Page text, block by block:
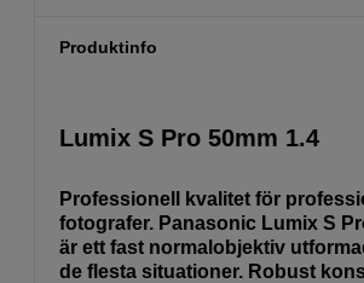
Produktinfo
Lumix S Pro 50mm 1.4
Professionell kvalitet för
fotografer. Panasonic Lumix S
är ett fast normalobjektiv
de flesta situationer. Robust